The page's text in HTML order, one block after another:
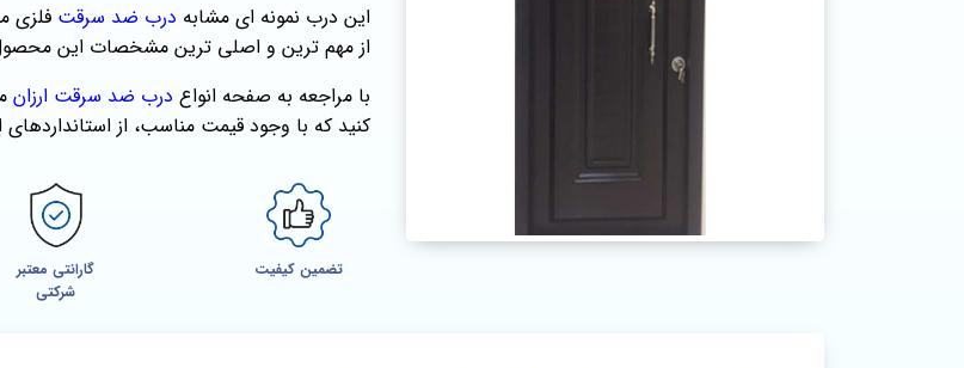
این درب نمونه ای مشابه درب ضد سرقت فلزی
از مهم ترین و اصلی ترین مشخصات این
با مراجعه به صفحه انواع درب ضد سرقت ارزان
کنید که با وجود قیمت مناسب، از استانداردهای
تضمین کیفیت
گارانتی معتبر
شرکتی